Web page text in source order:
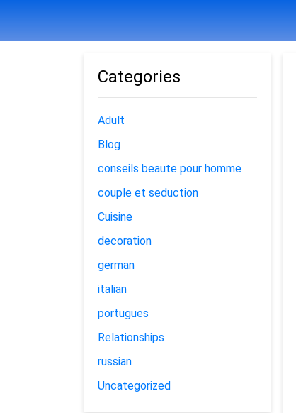
Categories
Adult
Blog
conseils beaute pour homme
couple et seduction
Cuisine
decoration
german
italian
portugues
Relationships
russian
Uncategorized